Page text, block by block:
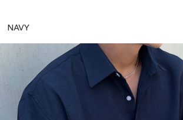
NAVY